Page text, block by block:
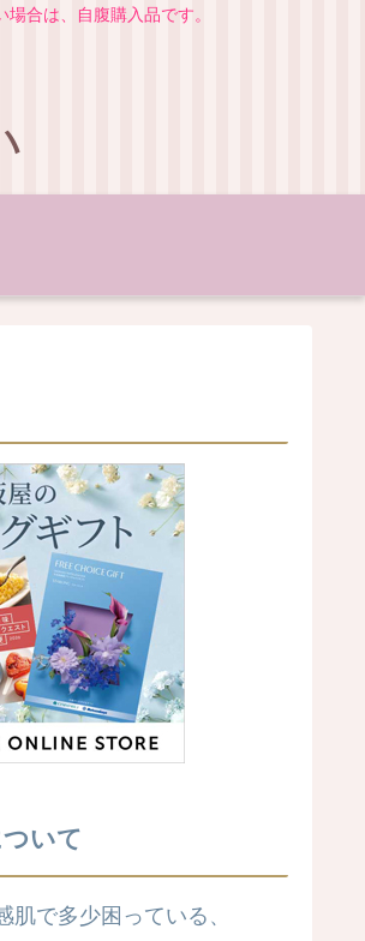
合は、自腹購入品です。
いて
肌で多少困っている、